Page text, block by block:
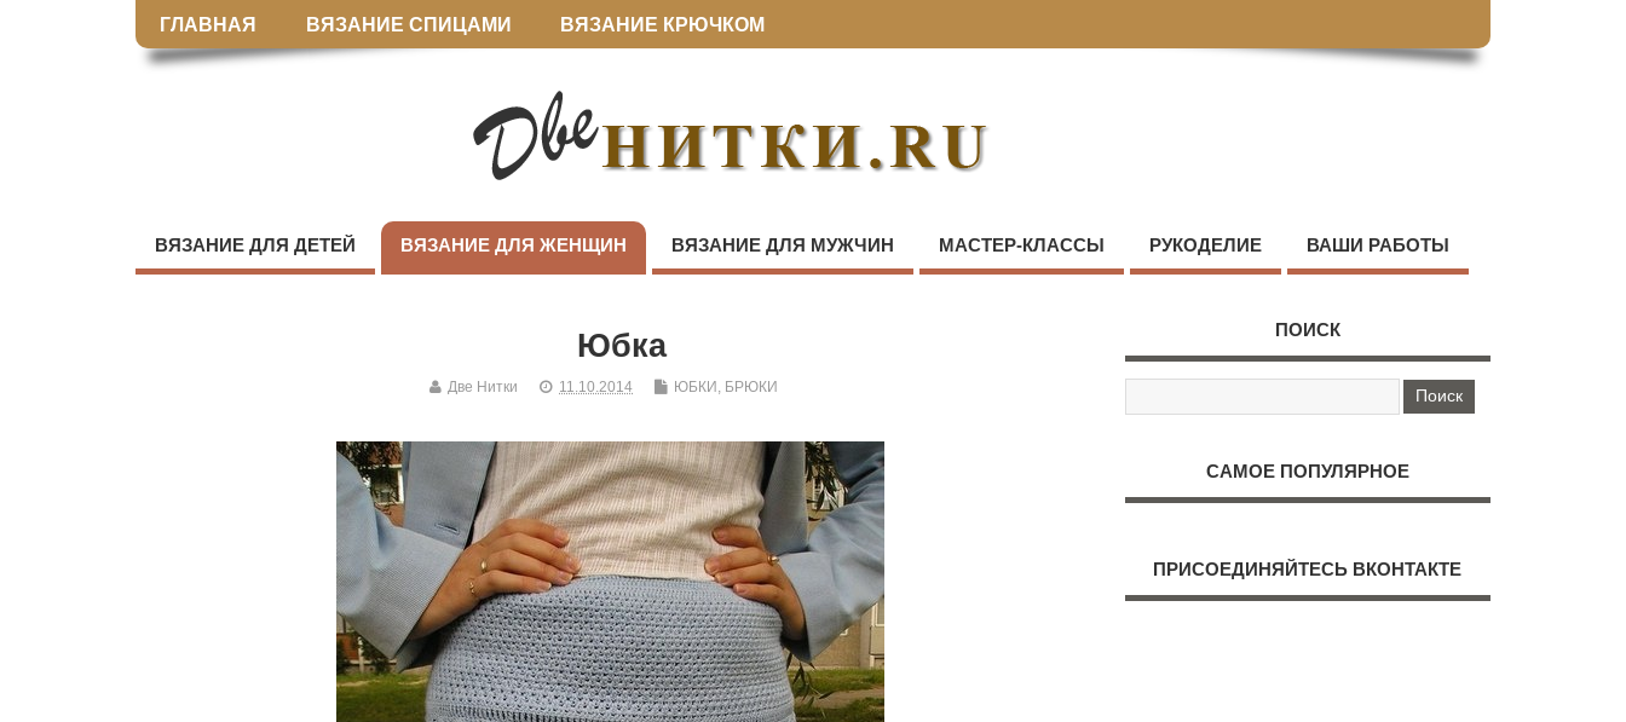
ГЛАВНАЯ ВЯЗАНИЕ СПИЦАМИ ВЯЗАНИЕ КРЮЧКОМ
ВЯЗАНИЕ ДЛЯ ДЕТЕЙ ВЯЗАНИЕ ДЛЯ ЖЕНЩИН ВЯЗАНИЕ ДЛЯ МУЖЧИН МАСТЕР-КЛАССЫ РУКОДЕЛИЕ ВАШИ РАБОТЫ
Юбка
Две Нитки 11.10.2014 ЮБКИ, БРЮКИ
ПОИСК
САМОЕ ПОПУЛЯРНОЕ
ПРИСОЕДИНЯЙТЕСЬ ВКОНТАКТЕ